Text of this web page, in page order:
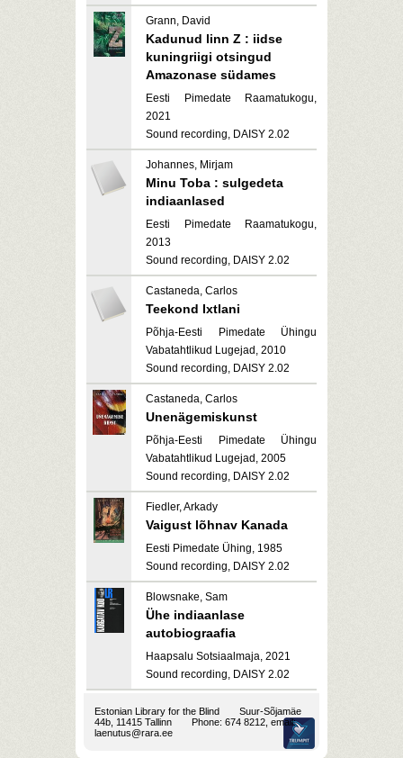
Grann, David
Kadunud linn Z : iidse
kuningriigi otsingud
Amazonase südames
Eesti Pimedate Raamatukogu,
2021
Sound recording, DAISY 2.02
Johannes, Mirjam
Minu Toba : sulgedeta
indiaanlased
Eesti Pimedate Raamatukogu,
2013
Sound recording, DAISY 2.02
Castaneda, Carlos
Teekond Ixtlani
Põhja-Eesti Pimedate Ühingu
Vabatahtlikud Lugejad, 2010
Sound recording, DAISY 2.02
Castaneda, Carlos
Unenägemiskunst
Põhja-Eesti Pimedate Ühingu
Vabatahtlikud Lugejad, 2005
Sound recording, DAISY 2.02
Fiedler, Arkady
Vaigust lõhnav Kanada
Eesti Pimedate Ühing, 1985
Sound recording, DAISY 2.02
Blowsnake, Sam
Ühe indiaanlase
autobiograafia
Haapsalu Sotsiaalmaja, 2021
Sound recording, DAISY 2.02
Estonian Library for the Blind
Suur-Sõjamäe
44b, 11415 Tallinn
Phone: 674 8212, email:
laenutus@rara.ee